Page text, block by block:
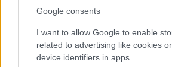
Google consents
I want to allow Google to enable
related to advertising like cookies
device identifiers in apps.
limitazione è la spinta e la
aerodinamica
assetto
sulla costanza del ritmo. Una
nasce da un equilibrio: power